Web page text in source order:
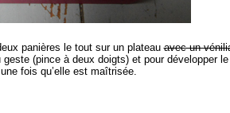
panières le tout sur un plateauavec un
(pince à deux doigts) et pour développer le
fois qu’elle est maîtrisée.